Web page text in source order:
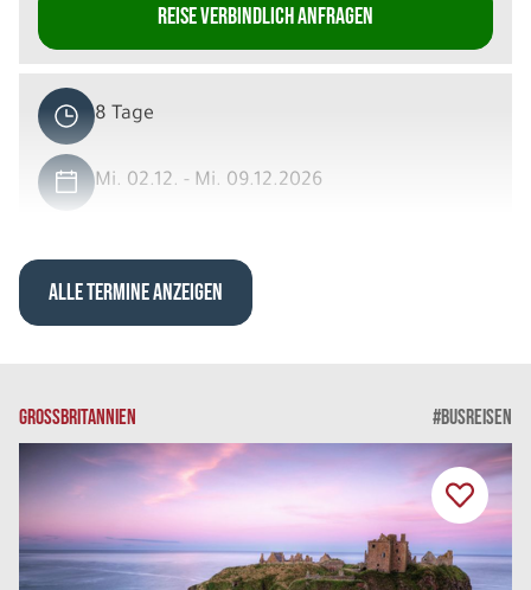
REISE VERBINDLICH ANFRAGEN
8 Tage
Mi. 02.12. - Mi. 09.12.2026
8 Tage
Do. 03.12. - Do. 10.12.2026
ALLE TERMINE ANZEIGEN
GROSSBRITANNIEN #BUSREISEN